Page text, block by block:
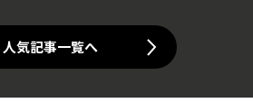
人気記事一覧へ